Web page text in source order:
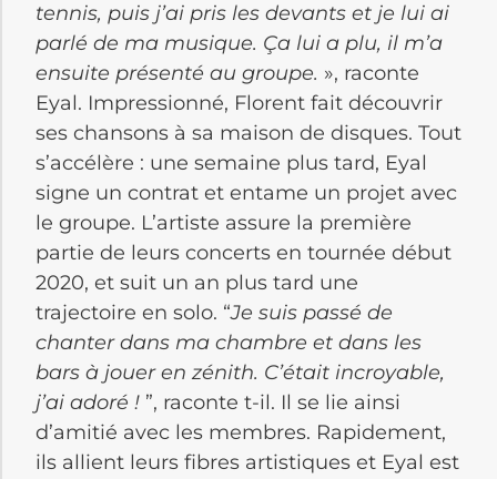
tennis, puis j’ai pris les devants et je lui ai
parlé de ma musique. Ça lui a plu, il m’a
ensuite présenté au groupe. », raconte
Eyal. Impressionné, Florent fait découvrir
ses chansons à sa maison de disques. Tout
s’accélère : une semaine plus tard, Eyal
signe un contrat et entame un projet avec
le groupe. L’artiste assure la première
partie de leurs concerts en tournée début
2020, et suit un an plus tard une
trajectoire en solo. “Je suis passé de
chanter dans ma chambre et dans les
bars à jouer en zénith. C’était incroyable,
j’ai adoré ! ”, raconte t-il. Il se lie ainsi
d’amitié avec les membres. Rapidement,
ils allient leurs fibres artistiques et Eyal est